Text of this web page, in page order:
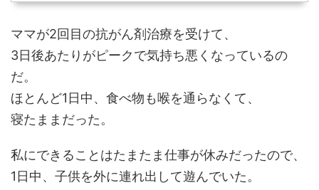
ママが2回目の抗がん剤治療を受けて、
3日後あたりがピークで気持ち悪くなっているの
だ。
ほとんど1日中、食べ物も喉を通らなくて、
寝たままだった。
私にできることはたまたま仕事が休みだったので、
1日中、子供を外に連れ出して遊んでいた。